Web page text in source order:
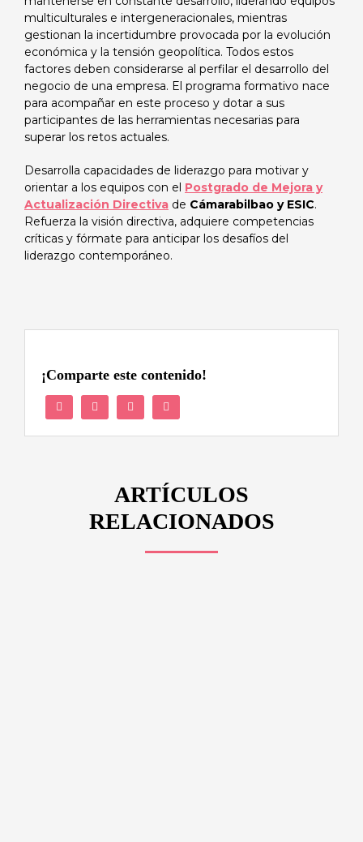
multiculturales e intergeneracionales, mientras
gestionan la incertidumbre provocada por la evolución
económica y la tensión geopolítica. Todos estos
factores deben considerarse al perfilar el desarrollo del
negocio de una empresa. El programa formativo nace
para acompañar en este proceso y dotar a sus
participantes de las herramientas necesarias para
superar los retos actuales.
Desarrolla capacidades de liderazgo para motivar y
orientar a los equipos con el Postgrado de Mejora y
Actualización Directiva de Cámarabilbao y ESIC.
Refuerza la visión directiva, adquiere competencias
críticas y fórmate para anticipar los desafíos del
liderazgo contemporáneo.
¡Comparte este contenido!
ARTÍCULOS
RELACIONADOS